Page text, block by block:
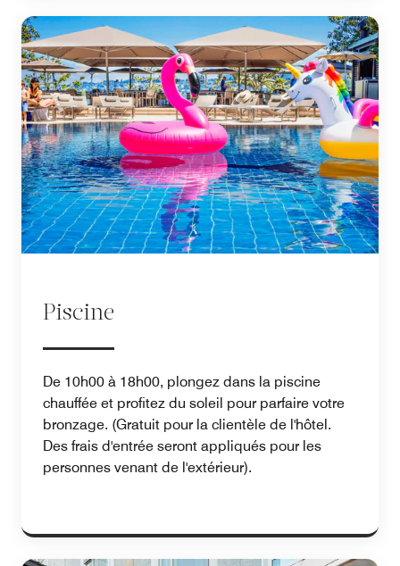
Piscine
De 10h00 à 18h00, plongez dans la piscine
chauffée et profitez du soleil pour parfaire votre
bronzage. (Gratuit pour la clientèle de l'hôtel.
Des frais d'entrée seront appliqués pour les
personnes venant de l'extérieur).